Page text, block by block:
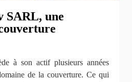
SARL, une
à son actif plusieurs années
de la couverture. Ce qui